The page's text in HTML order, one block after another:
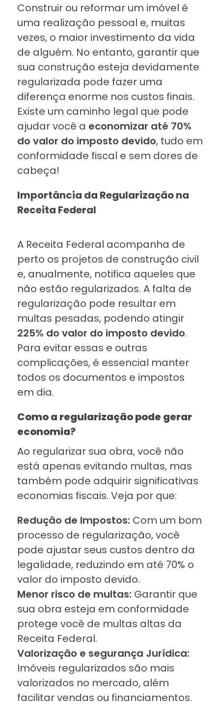
Construir ou reformar um imóvel é
uma realização pessoal e, muitas
vezes, o maior investimento da vida
de alguém. No entanto, garantir que
sua construção esteja devidamente
regularizada pode fazer uma
diferença enorme nos custos finais.
Existe um caminho legal que pode
ajudar você a economizar até 70%
do valor do imposto devido, tudo em
conformidade fiscal e sem dores de
cabeça!
Importância da Regularização na
Receita Federal
A Receita Federal acompanha de
perto os projetos de construção civil
e, anualmente, notifica aqueles que
não estão regularizados. A falta de
regularização pode resultar em
multas pesadas, podendo atingir
225% do valor do imposto devido.
Para evitar essas e outras
complicações, é essencial manter
todos os documentos e impostos
em dia.
Como a regularização pode gerar
economia?
Ao regularizar sua obra, você não
está apenas evitando multas, mas
também pode adquirir significativas
economias fiscais. Veja por que:
Redução de Impostos: Com um bom
processo de regularização, você
pode ajustar seus custos dentro da
legalidade, reduzindo em até 70% o
valor do imposto devido.
Menor risco de multas: Garantir que
sua obra esteja em conformidade
protege você de multas altas da
Receita Federal.
Valorização e segurança Jurídica:
Imóveis regularizados são mais
valorizados no mercado, além
facilitar vendas ou financiamentos.